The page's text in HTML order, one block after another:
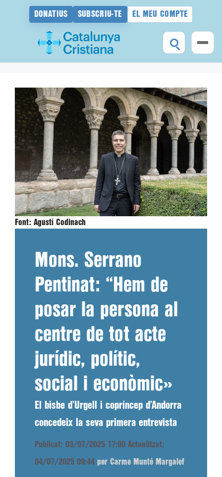
DONATIUS SUBSCRIU-TE EL MEU COMPTE
contingut
Font: Agustí Codinach
Mons. Serrano
Pentinat: “Hem de
posar la persona al
centre de tot acte
jurídic, polític,
social i econòmic»
El bisbe d’Urgell i copríncep d’Andorra
concedeix la seva primera entrevista
Publicat: 03/07/2025 17:00 Actualitzat:
04/07/2025 09:44 per Carme Munté Margalef